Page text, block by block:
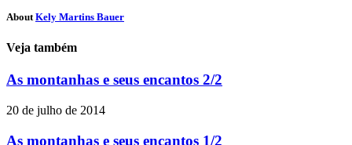
About Kely Martins Bauer
Veja também
As montanhas e seus encantos 2/2
20 de julho de 2014
As montanhas e seus encantos 1/2